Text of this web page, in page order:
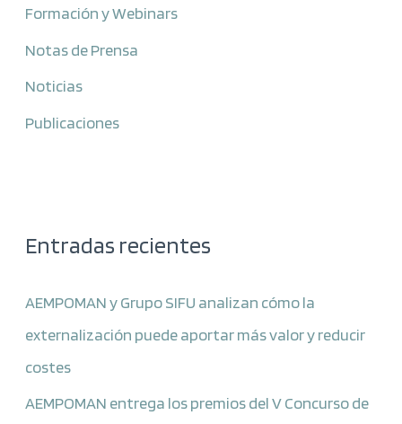
Formación y Webinars
Notas de Prensa
Noticias
Publicaciones
Entradas recientes
AEMPOMAN y Grupo SIFU analizan cómo la
externalización puede aportar más valor y reducir
costes
AEMPOMAN entrega los premios del V Concurso de